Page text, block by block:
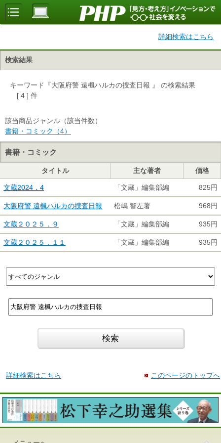
詳細検索はこちら
検索結果
キーワード『大阪府警 遠楓ハルカの捜査日報 』 の検索結果
[ 4 ] 件
該当商品ジャンル（該当件数）
書籍・コミック（4）
書籍・コミック
タイトル 主な著者 価格
文蔵2024．4 「文蔵」編集部編 825円
大阪府警 遠楓ハルカの捜査日報 松嶋 智左著 968円
文蔵２０２５．９ 「文蔵」編集部編 935円
文蔵２０２５．１１ 「文蔵」編集部編 935円
詳細検索はこちら このページのトップへ